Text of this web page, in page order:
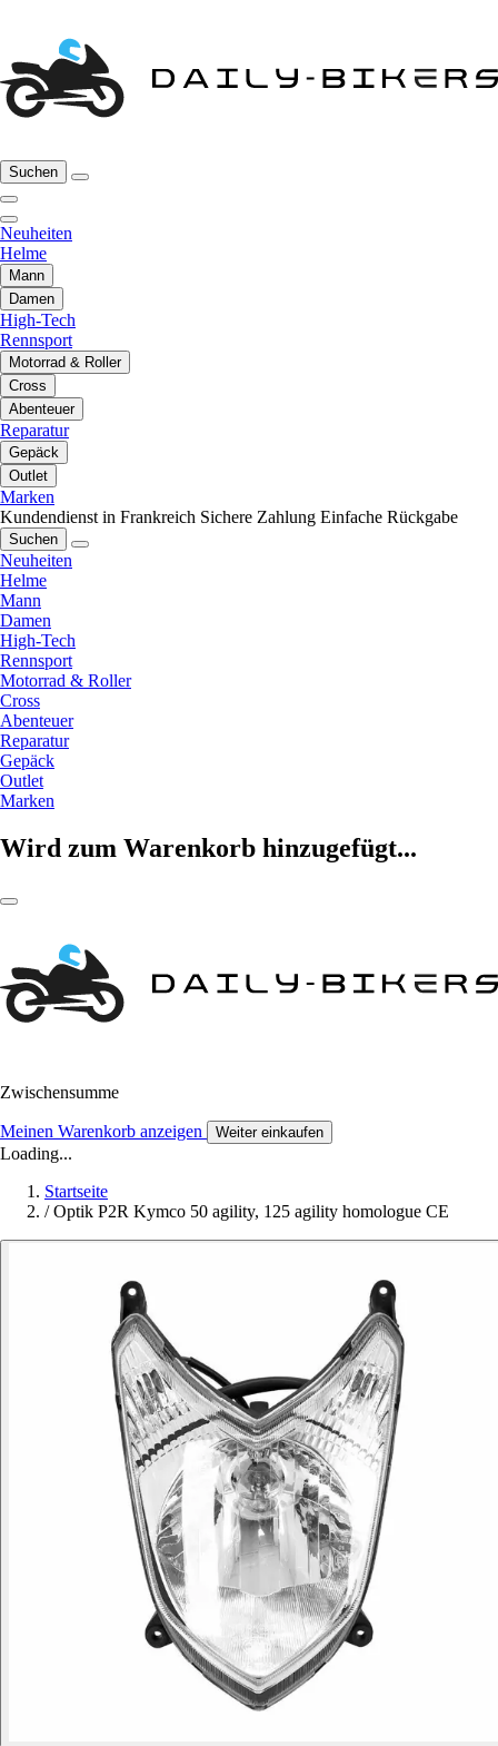
Suchen
Neuheiten
Helme
Mann
Damen
High-Tech
Rennsport
Motorrad & Roller
Cross
Abenteuer
Reparatur
Gepäck
Outlet
Marken
Kundendienst in Frankreich Sichere Zahlung Einfache Rückgabe
Suchen
Neuheiten
Helme
Mann
Damen
High-Tech
Rennsport
Motorrad & Roller
Cross
Abenteuer
Reparatur
Gepäck
Outlet
Marken
Wird zum Warenkorb hinzugefügt...
Zwischensumme
Meinen Warenkorb anzeigen Weiter einkaufen
Loading...
Startseite
/ Optik P2R Kymco 50 agility, 125 agility homologue CE